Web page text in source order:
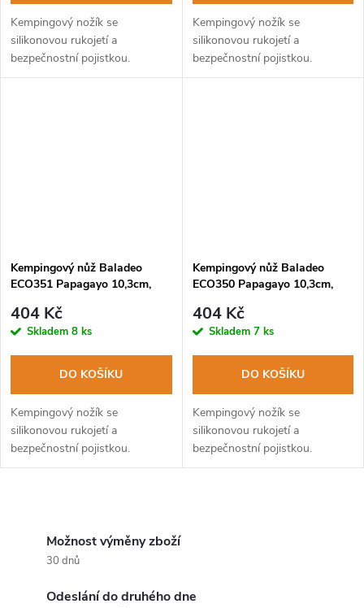
Kempingový nožík se
silikonovou rukojetí a
bezpečnostní pojistkou.
Kempingový nožík se
silikonovou rukojetí a
bezpečnostní pojistkou.
Kempingový nůž Baladeo
ECO351 Papagayo 10,3cm,
404 Kč
Skladem 8 ks
DO KOŠÍKU
Kempingový nožík se
silikonovou rukojetí a
bezpečnostní pojistkou.
Kempingový nůž Baladeo
ECO350 Papagayo 10,3cm,
404 Kč
Skladem 7 ks
DO KOŠÍKU
Kempingový nožík se
silikonovou rukojetí a
bezpečnostní pojistkou.
Možnost výměny zboží
30 dnů
Odeslání do druhého dne